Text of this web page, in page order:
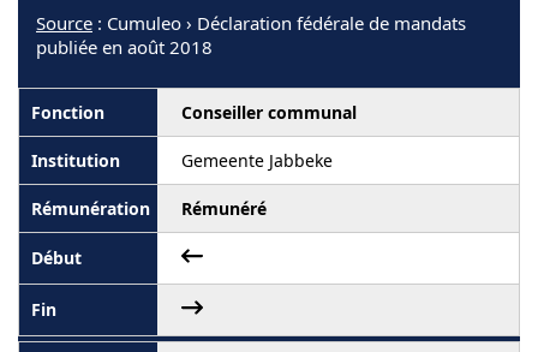
Source : Cumuleo › Déclaration fédérale de mandats
publiée en août 2018
Conseiller communal
Gemeente Jabbeke
Rémunéré